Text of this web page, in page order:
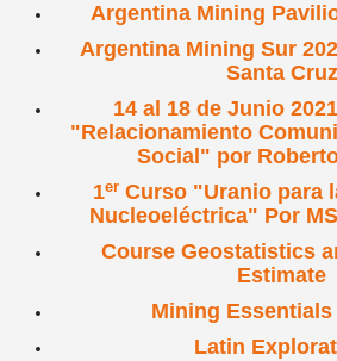
Argentina Mining
Argentina Mining Sur
Santa Cruz
14 al 18 de Junio
"Relacionamiento
Social" por
1er Curso "Uranio para
Nucleoeléctrica" Por
Course Geostatistics
Estimate
Mining
Latin